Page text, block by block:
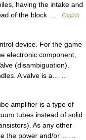
having the intake and
of the block …
English
device. For the game
electronic component,
(disambiguation).
A valve is a… …
amplifier is a type of
tubes instead of solid
As any other
the power and/or… …